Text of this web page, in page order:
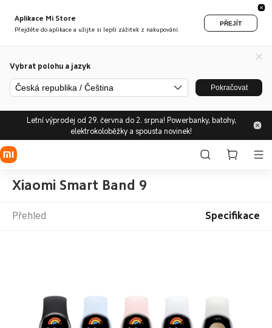
Aplikace Mi Store
Přejděte do aplikace a užijte si lepší zážitek z nakupování.
PŘEJÍT
Vybrat polohu a jazyk
Česká republika / Čeština Pokračovat
Letní výprodej od 29. června do 2. srpna! Powerbanky, batohy,
elektrokoloběžky a spousta novinek!
Xiaomi Smart Band 9
Přehled Specifikace